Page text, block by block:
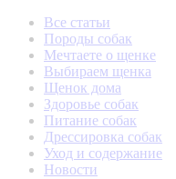
Все статьи
Породы собак
Мечтаете о щенке
Выбираем щенка
Щенок дома
Здоровье собак
Питание собак
Дрессировка собак
Уход и содержание
Новости